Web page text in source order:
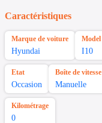
Caractéristiques
Marque de voiture
Hyundai
Model
I10
Etat
Occasion
Boîte de vitesse
Manuelle
Kilométrage
0